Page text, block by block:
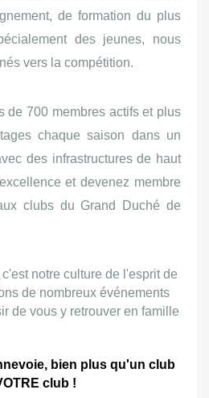
de formation du plus
des jeunes, nous
vers la compétition.
de 700 membres actifs et plus
chaque saison dans un
des infrastructures de haut
et devenez membre
clubs du Grand Duché de
notre culture de l'esprit de
de nombreux événements
de vous y retrouver en famille
bien plus qu'un club
club !